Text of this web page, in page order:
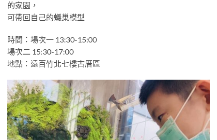
的家園，
可帶回自己的蟻巢模型
時間：場次一 13:30-15:00
場次二 15:30-17:00
地點：遠百竹北七樓古厝區